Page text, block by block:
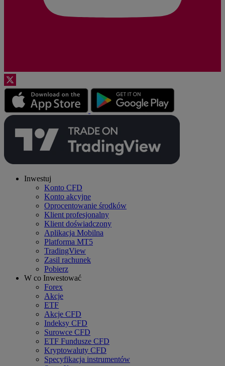
Inwestuj
Konto CFD
Konto akcyjne
Oprocentowanie środków
Klient profesjonalny
Klient doświadczony
Aplikacja Mobilna
Platforma MT5
TradingView
Zasil rachunek
Pobierz
W co Inwestować
Forex
Akcje
ETF
Akcje CFD
Indeksy CFD
Surowce CFD
ETF Fundusze CFD
Kryptowaluty CFD
Specyfikacja instrumentów